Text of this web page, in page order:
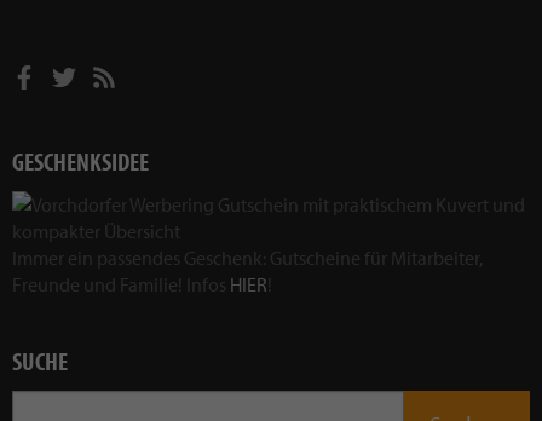
GESCHENKSIDEE
Immer ein passendes Geschenk: Gutscheine für Mitarbeiter,
Freunde und Familie! Infos HIER!
SUCHE